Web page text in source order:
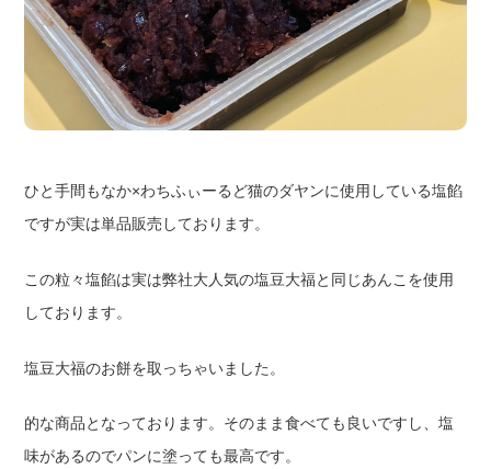
ひと手間もなか×わちふぃーるど猫のダヤンに使用している塩餡
ですが実は単品販売しております。
この粒々塩餡は実は弊社大人気の塩豆大福と同じあんこを使用
しております。
塩豆大福のお餅を取っちゃいました。
的な商品となっております。そのまま食べても良いですし、塩
味があるのでパンに塗っても最高です。